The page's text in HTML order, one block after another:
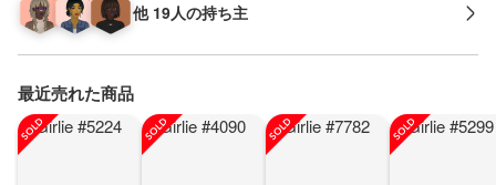
他 19人の持ち主
最近売れた商品